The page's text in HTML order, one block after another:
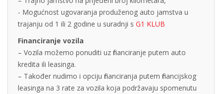
- Mogućnost ugovaranja produženog auto jamstva u
trajanju od 1 ili 2 godine u suradnji s G1 KLUB
Financiranje vozila
– Vozila možemo ponuditi uz financiranje putem auto
kredita ili leasinga.
– Također nudimo i opciju financiranja putem financijskog
leasinga na 3 rate za vozila koja podržavaju spomenutu